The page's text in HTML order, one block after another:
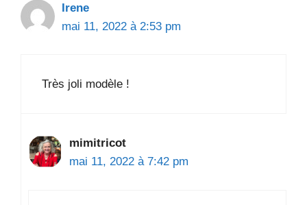
Irene
mai 11, 2022 à 2:53 pm
Très joli modèle !
mimitricot
mai 11, 2022 à 7:42 pm